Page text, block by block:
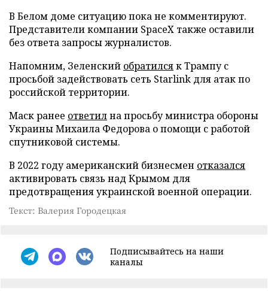
В Белом доме ситуацию пока не комментируют.
Представители компании SpaceX также оставили
без ответа запросы журналистов.
Напомним, Зеленский обратилсяк Трампу с
просьбой задействовать сеть Starlink для атак по
российской территории.
Маск ранее ответилна просьбу министра обороны
Украины Михаила Федорова о помощи с работой
спутниковой системы.
В 2022 году американский бизнесмен отказался
активировать связь над Крымом для
предотвращения украинской военной операции.
Текст: Валерия Городецкая
Подписывайтесь на наши
каналы